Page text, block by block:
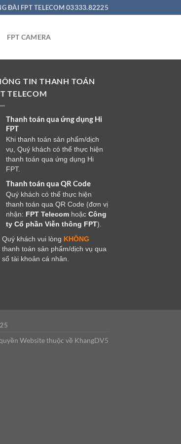
ĐÀI FPT TELECOM03333.82225
FPT CAMERA
TIN THANH TOÁN
TELECOM
Thanh toán qua ứng dụng Hi
FPT
Khi thanh toán sản phẩm/dịch
vụ, Quý khách có thể thực hiện
thanh toán qua ứng dụng Hi
FPT.
Thanh toán qua QR Code
Quý khách có thể thực hiện
thanh toán qua QR Code (đơn vị
nhận: FPT Telecom hoặc Công
ty Cổ phần Viễn thông FPT).
Quý khách vui lòng KHÔNG
thanh toán sản phẩm/dịch vụ qua
số tài khoản cá nhân.
Website thuộc về KhangDV5